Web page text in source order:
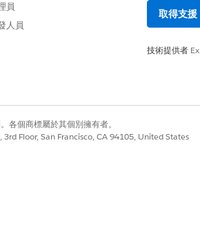
電腦之間安裝探索工作人員。工作人
CMDB,而不需要手動掃描。
員
人員
取得支援
技術提供者
個商標屬於其個別擁有者。
Floor, San Francisco, CA 94105, United States